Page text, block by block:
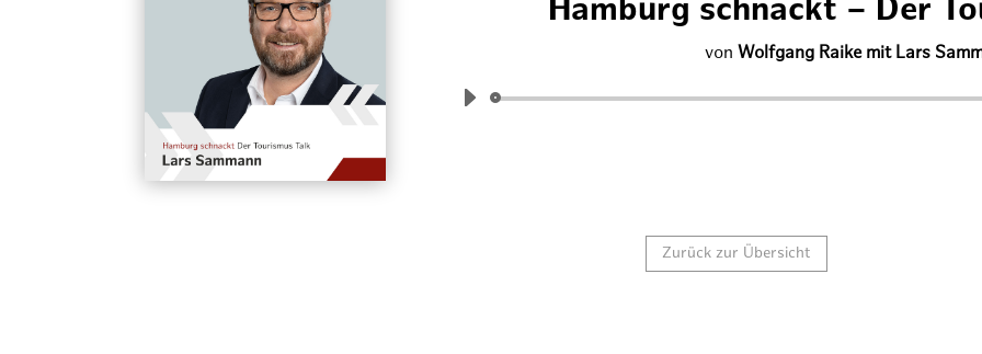
Hamburg schnackt – Der
von Wolfgang Raike mit Lars
Audio-
Zurück zur Übersicht